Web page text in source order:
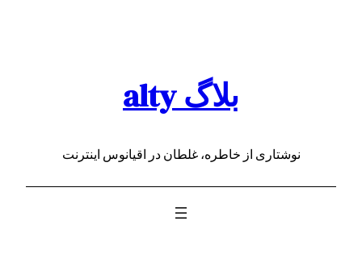
بلاگ alty
نوشتاری از خاطره، غلطان در اقیانوس اینترنت